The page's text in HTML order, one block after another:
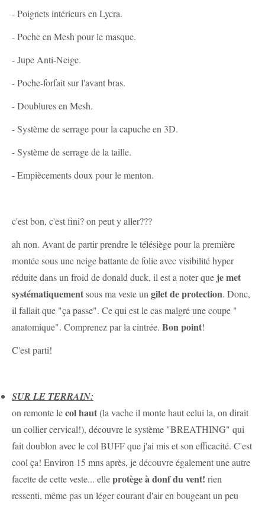
- Poignets intérieurs en Lycra.
- Poche en Mesh pour le masque.
- Jupe Anti-Neige.
- Poche-forfait sur l'avant bras.
- Doublures en Mesh.
- Système de serrage pour la capuche en 3D.
- Système de serrage de la taille.
- Empiècements doux pour le menton.
c'est bon, c'est fini? on peut y aller???
ah non. Avant de partir prendre le télésiège pour la première
montée sous une neige battante de folie avec visibilité hyper
réduite dans un froid de donald duck, il est a noter que je met
systématiquementsous ma veste ungilet de protection. Donc,
il fallait que "ça passe". Ce qui est le cas malgré une coupe "
anatomique". Comprenez par la cintrée. Bon point!
C'est parti!
SUR LE TERRAIN:
on remonte lecol haut(la vache il monte haut celui la, on dirait
un collier cervical!), découvre le système "BREATHING" qui
fait doublon avec le col BUFF que j'ai mis et son efficacité. C'est
cool ça! Environ 15 mns après, je découvre également une autre
facette de cette veste... elleprotège à donf du vent! rien
ressenti, même pas un léger courant d'air en bougeant un peu